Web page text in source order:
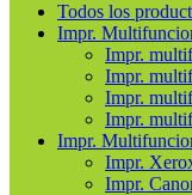
Todos los
Impr.
Impr.
Impr.
Impr.
Impr.
Impr.
Impr.
Impr.